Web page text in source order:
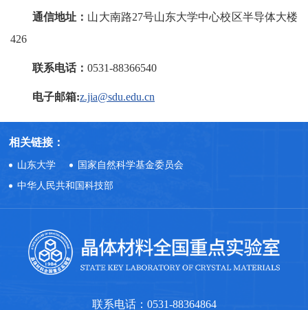
通信地址： 山大南路27号山东大学中心校区半导体大楼
426
联系电话： 0531-88366540
电子邮箱:z.jia@sdu.edu.cn
相关链接：
山东大学
国家自然科学基金委员会
中华人民共和国科技部
联系电话：0531-88364864